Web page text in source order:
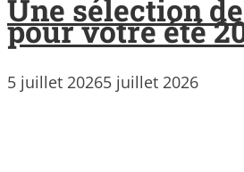
Une sélection de
pour votre été
5 juillet 20265 juillet 2026